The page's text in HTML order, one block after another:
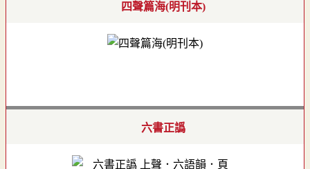
四聲篇海(明刊本)
六書正譌